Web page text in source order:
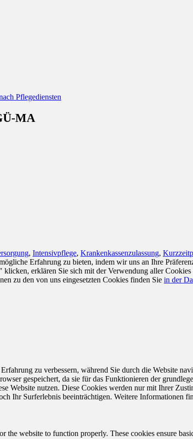
und Suche nach
MA
, Intensivpflege, Krankenkassenzulassung,
Erfahrung zu bieten, indem wir uns an Ihre
erklären Sie sich mit der Verwendung aller
zu den von uns eingesetzten Cookies finden Sie in der
zu verbessern, während Sie durch die Website
gespeichert, da sie für das Funktionieren der
Website nutzen. Diese Cookies werden nur mit Ihrer
Ihr Surferlebnis beeinträchtigen. Weitere Informationen
the website to function properly. These cookies ensure